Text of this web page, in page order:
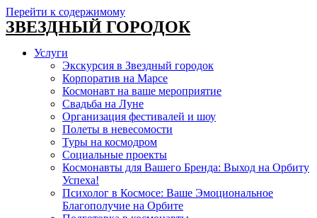
Перейти к содержимому
ЗВЕЗДНЫЙ ГОРОДОК
Услуги
Экскурсия в Звездный городок
Корпоратив на Марсе
Космонавт на ваше мероприятие
Свадьба на Луне
Организация фестивалей и шоу
Полеты в невесомости
Туры на космодром
Социальные проекты
Космонавты для Вашего Бренда: Выход на Орбиту
Успеха!
Психолог в Космосе: Ваше Эмоциональное
Благополучие на Орбите